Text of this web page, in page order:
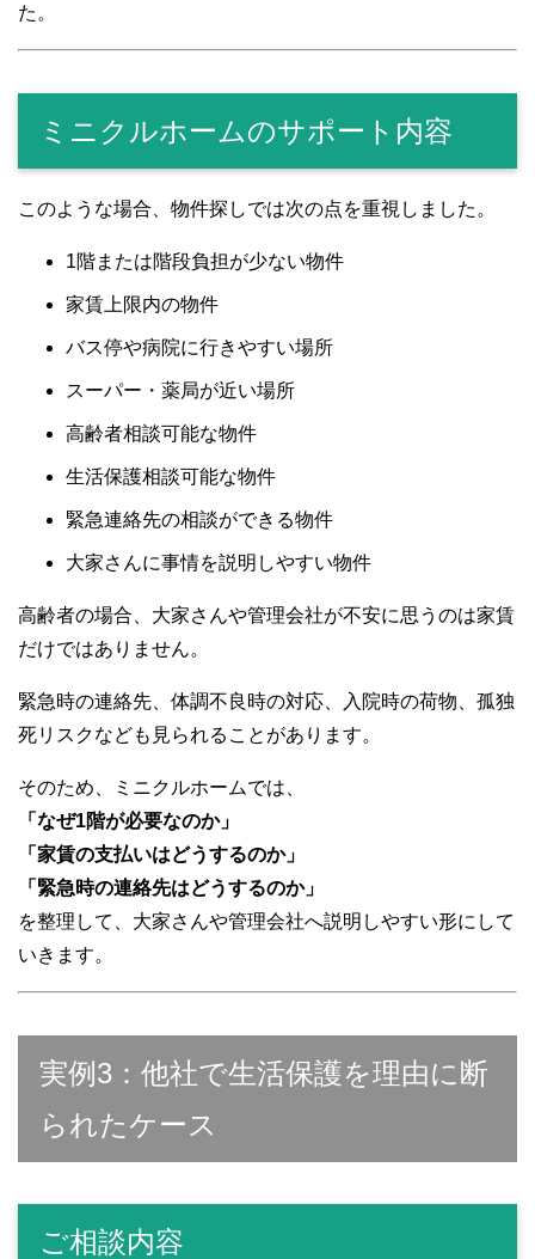
た。
ミニクルホームのサポート内容
このような場合、物件探しでは次の点を重視しました。
1階または階段負担が少ない物件
家賃上限内の物件
バス停や病院に行きやすい場所
スーパー・薬局が近い場所
高齢者相談可能な物件
生活保護相談可能な物件
緊急連絡先の相談ができる物件
大家さんに事情を説明しやすい物件
高齢者の場合、大家さんや管理会社が不安に思うのは家賃
だけではありません。
緊急時の連絡先、体調不良時の対応、入院時の荷物、孤独
死リスクなども見られることがあります。
そのため、ミニクルホームでは、
「なぜ1階が必要なのか」
「家賃の支払いはどうするのか」
「緊急時の連絡先はどうするのか」
を整理して、大家さんや管理会社へ説明しやすい形にして
いきます。
実例3：他社で生活保護を理由に断
られたケース
ご相談内容